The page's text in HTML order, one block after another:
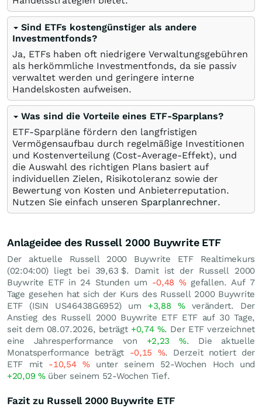
Sind ETFs kostengünstiger als andere
Investmentfonds?
Ja, ETFs haben oft niedrigere Verwaltungsgebühren
als herkömmliche Investmentfonds, da sie passiv
verwaltet werden und geringere interne
Handelskosten aufweisen.
Was sind die Vorteile eines ETF-Sparplans?
ETF-Sparpläne fördern den langfristigen
Vermögensaufbau durch regelmäßige Investitionen
und Kostenverteilung (Cost-Average-Effekt), und
die Auswahl des richtigen Plans basiert auf
individuellen Zielen, Risikotoleranz sowie der
Bewertung von Kosten und Anbieterreputation.
Nutzen Sie einfach unseren Sparplanrechner.
Anlageidee des Russell 2000 Buywrite ETF
Der aktuelle Russell 2000 Buywrite ETF Realtimekurs
(02:04:00) liegt bei 39,63 $. Damit ist der Russell 2000
Buywrite ETF in 24 Stunden um -0,48 %gefallen. Auf 7
Tage gesehen hat sich der Kurs des Russell 2000 Buywrite
ETF (ISIN US46438G6952) um +3,88 %verändert. Der
Anstieg des Russell 2000 Buywrite ETF ETF auf 30 Tage,
seit dem 08.07.2026, beträgt +0,74 %. Der ETF verzeichnet
eine Jahresperformance von +2,23%. Die aktuelle
Monatsperformance beträgt -0,15 %. Derzeit notiert der
ETF mit -10,54 %unter seinem 52-Wochen Hoch und
+20,09 %über seinem 52-Wochen Tief.
Fazit zu Russell 2000 Buywrite ETF